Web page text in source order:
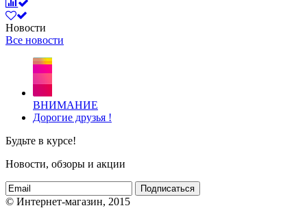
Новости
Все новости
ВНИМАНИЕ
Дорогие друзья !
Будьте в курсе!
Новости, обзоры и акции
Подписаться
© Интернет-магазин, 2015